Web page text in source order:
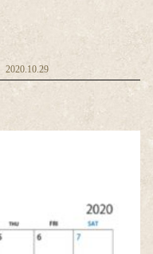
2020.10.29